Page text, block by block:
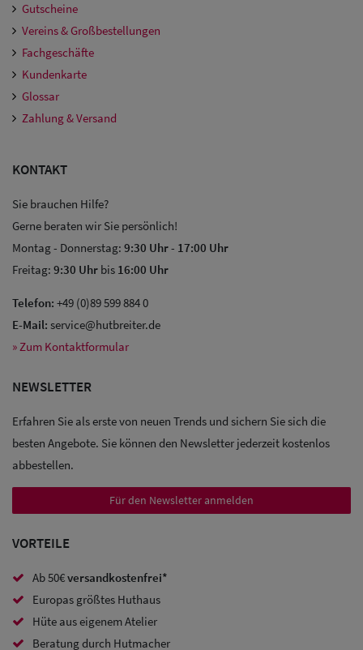
Gutscheine
Vereins & Großbestellungen
Fachgeschäfte
Kundenkarte
Glossar
Zahlung & Versand
KONTAKT
Sie brauchen Hilfe?
Gerne beraten wir Sie persönlich!
Montag - Donnerstag: 9:30 Uhr- 17:00 Uhr
Freitag: 9:30 Uhr bis 16:00 Uhr
Telefon: +49 (0)89 599 884 0
E-Mail: service@hutbreiter.de
» Zum Kontaktformular
NEWSLETTER
Erfahren Sie als erste von neuen Trends und sichern Sie sich die
besten Angebote. Sie können den Newsletter jederzeit kostenlos
abbestellen.
Für den Newsletter anmelden
VORTEILE
Ab 50€versandkostenfrei*
Europas größtes Huthaus
Hüte aus eigenem Atelier
Beratung durch Hutmacher